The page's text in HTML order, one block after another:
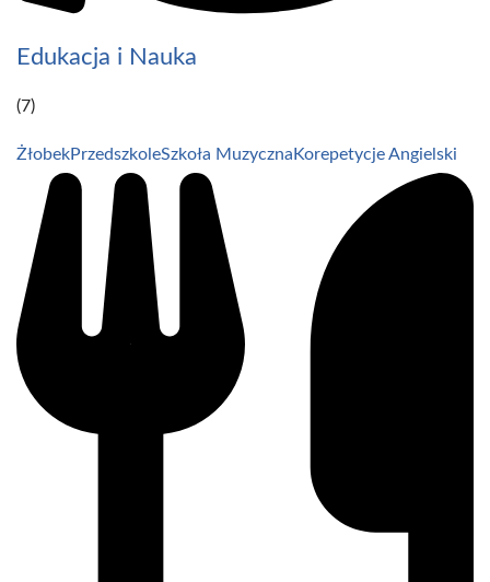
Edukacja i Nauka
(7)
ŻłobekPrzedszkoleSzkoła Muzyczna Korepetycje Angielski